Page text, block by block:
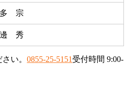
宗
秀
い。 0855-25-5151 受付時間 9:00-